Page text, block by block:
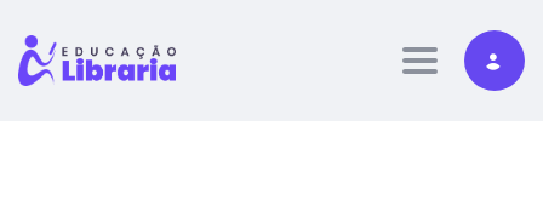
Toggle